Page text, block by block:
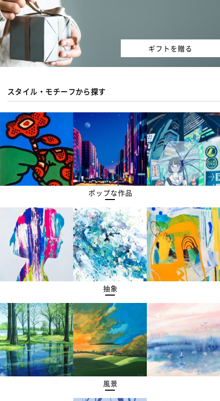
ギフトを贈る
スタイル・モチーフから探す
ポップな作品
抽象
風景